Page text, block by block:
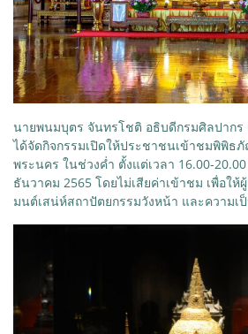
นายพนมบุตร จันทรโชติ อธิบดีกรมศิลปากร
ได้จัดกิจกรรมเปิดให้ประชาชนเข้าชมพิพิธ
พระนคร ในช่วงค่ำ ตั้งแต่เวลา 16.00-
ธันวาคม 2565 โดยไม่เสียค่าเข้าชม เพื่อให้
มนต์เสน่ห์สถาปัตยกรรมวังหน้า และความเ